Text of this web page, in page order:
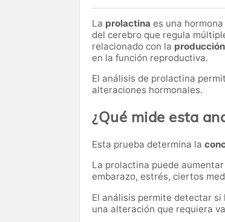
La prolactina es una
del cerebro que regula
relacionado con la
en la función reproductiva.
El análisis de prolactina
alteraciones hormonales.
¿Qué mide esta
Esta prueba determina la
La prolactina puede
embarazo, estrés, ciertos
El análisis permite detectar
una alteración que requiera